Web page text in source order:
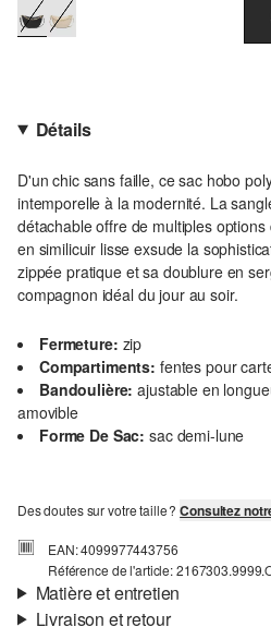
Détails
D'un chic sans faille, ce sac hobo
intemporelle à la modernité. La
détachable offre de multiples
en similicuir lisse exsude la
zippée pratique et sa doublure en
compagnon idéal du jour au soir.
Fermeture: zip
Compartiments: fentes pour
Bandoulière: ajustable en
amovible
Forme De Sac: sac demi-lune
Des doutes sur votre taille ?Consultez
EAN: 4099977443756
Référence de l'article:
Matière et entretien
Livraison et retour